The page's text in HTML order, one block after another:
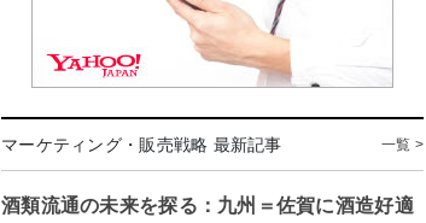
マーケティング・販売戦略 最新記事 一覧 >
酒類流通の未来を探る：九州＝佐賀に酒造好適